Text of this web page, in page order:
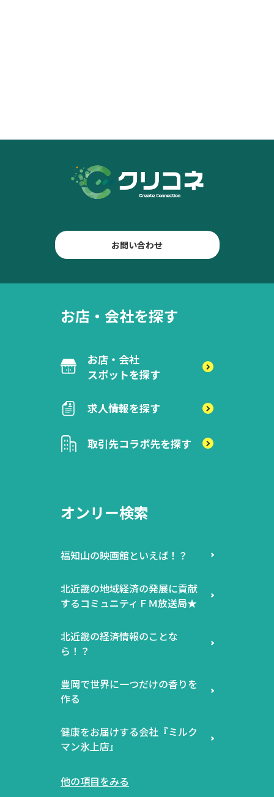
お問い合わせ
お店・会社を探す
お店・会社
スポットを探す
求人情報を探す
取引先コラボ先を探す
オンリー検索
福知山の映画館といえば！？
北近畿の地域経済の発展に貢献
するコミュニティＦＭ放送局★
北近畿の経済情報のことな
ら！？
豊岡で世界に一つだけの香りを
作る
健康をお届けする会社『ミルク
マン氷上店』
他の項目をみる